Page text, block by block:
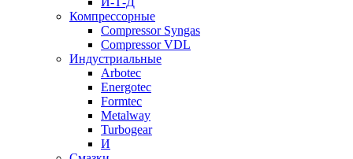
Компрессорные
Compressor Syngas
Compressor VDL
Индустриальные
Arbotec
Energotec
Formtec
Metalway
Turbogear
И